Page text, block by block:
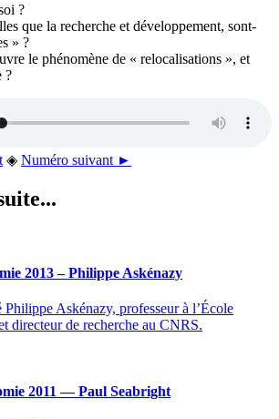
?
que la recherche et développement, sont-
» ?
le phénomène de « relocalisations », et
?
◈ Numéro suivant ►
2013 – Philippe Askénazy
Philippe Askénazy, professeur à l’École
directeur de recherche au CNRS.
2011 — Paul Seabright